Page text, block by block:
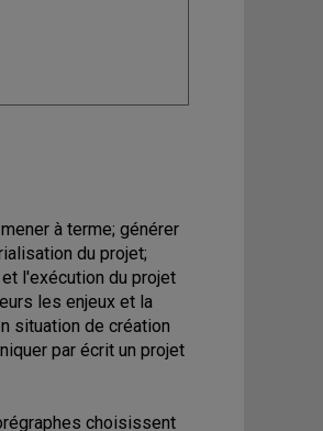
à terme; générer
du projet;
l'exécution du projet
les enjeux et la
situation de création
par écrit un projet
choisissent